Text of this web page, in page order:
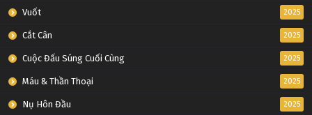
Vuốt 2025
Cắt Cân 2025
Cuộc Đấu Súng Cuối Cùng 2025
Máu & Thần Thoại 2025
Nụ Hôn Đầu 2025